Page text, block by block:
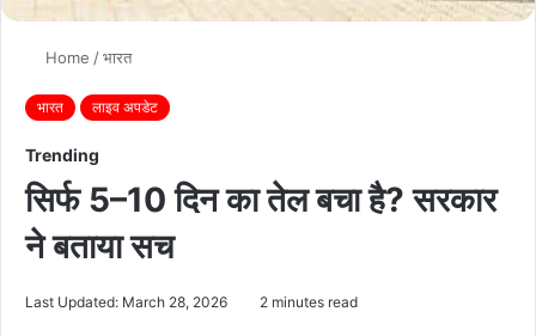
Home /भारत
भारत लाइव अपडेट
Trending
सिर्फ 5–10 दिन का तेल बचा है? सरकार
ने बताया सच
Last Updated: March 28, 2026 2 minutes read